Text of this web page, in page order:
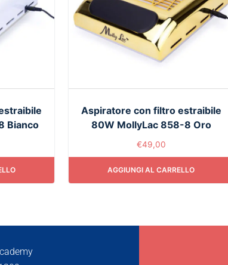
Bianco
Aspiratore con filtro estraibile
80W MollyLac 858-8 Oro
€49,00
AGGIUNGI AL CARRELLO